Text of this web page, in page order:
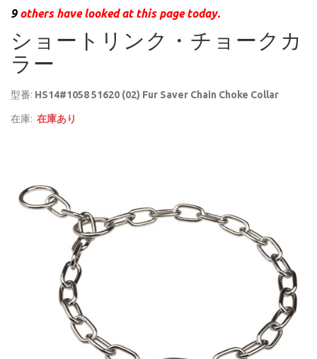
9others have looked at this page today.
ショートリンク・チョークカ
ラー
型番: HS14#1058 51620 (02) Fur Saver Chain Choke Collar
在庫: 在庫あり